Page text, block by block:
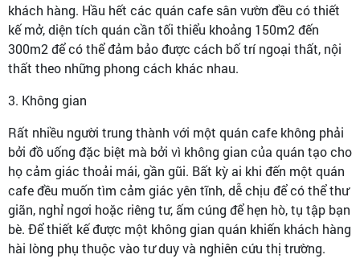
khách hàng. Hầu hết các quán cafe sân vườn đều có thiết
kế mở, diện tích quán cần tối thiểu khoảng 150m2 đến
300m2 để có thể đảm bảo được cách bố trí ngoại thất, nội
thất theo những phong cách khác nhau.
3. Không gian
Rất nhiều người trung thành với một quán cafe không phải
bởi đồ uống đặc biệt mà bởi vì không gian của quán tạo cho
họ cảm giác thoải mái, gần gũi. Bất kỳ ai khi đến một quán
cafe đều muốn tìm cảm giác yên tĩnh, dễ chịu để có thể thư
giãn, nghỉ ngơi hoặc riêng tư, ấm cúng để hẹn hò, tụ tập bạn
bè. Để thiết kế được một không gian quán khiến khách hàng
hài lòng phụ thuộc vào tư duy và nghiên cứu thị trường.